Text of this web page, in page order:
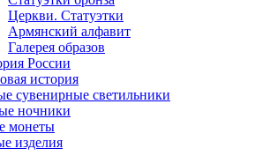
Церкви. Статуэтки
Армянский алфавит
Галерея образов
России
история
сувенирные светильники
ночники
монеты
изделия